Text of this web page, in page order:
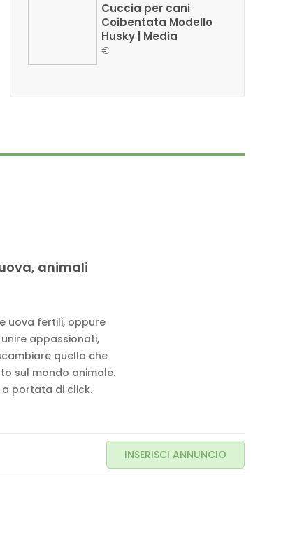
Cuccia per cani
Coibentata Modello
Husky | Media
€
animali
uova fertili, oppure
appassionati,
quello che
sul mondo animale.
portata di click.
INSERISCI ANNUNCIO